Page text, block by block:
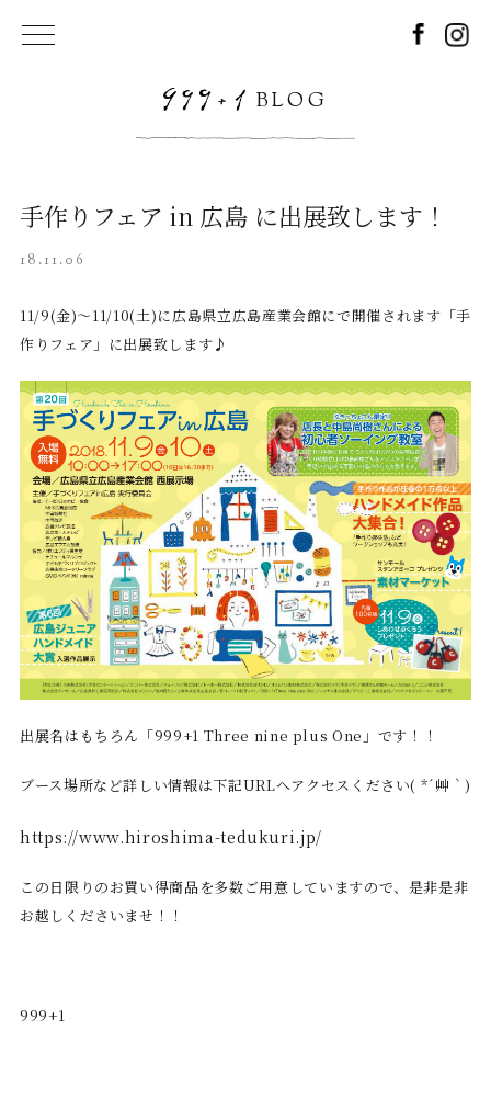
BLOG
手作りフェア in 広島 に出展致します！
18.11.06
11/9(金)～11/10(土)に広島県立広島産業会館にで開催されます「手
作りフェア」に出展致します♪
出展名はもちろん「999+1 Three nine plus One」です！！
ブース場所など詳しい情報は下記URLへアクセスください( *´艸｀)
https://www.hiroshima-tedukuri.jp/
この日限りのお買い得商品を多数ご用意していますので、是非是非
お越しくださいませ！！
999+1